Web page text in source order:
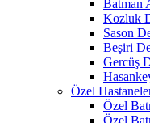
Batman
Kozluk
Sason
Beşiri
Gercüş
Özel
Özel
Özel